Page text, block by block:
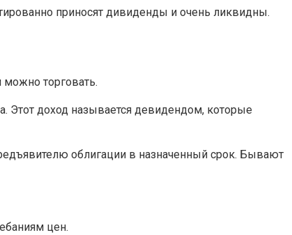
приносят дивиденды и очень ликвидны.
торговать.
Этот доход называется девидендом, которые
облигации в назначенный срок. Бывают
цен.